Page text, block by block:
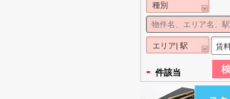
種別
エリア| 駅 賃
- 件該当